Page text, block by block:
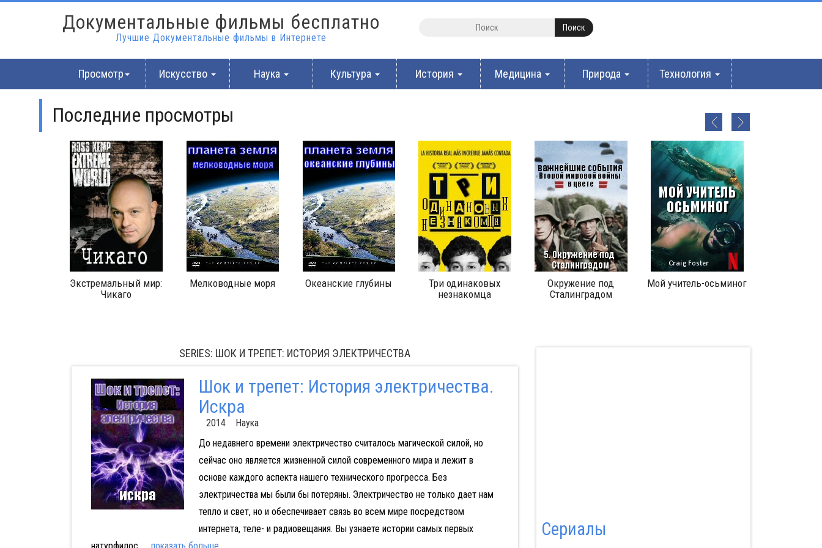
Документальные фильмы бесплатно
Лучшие Документальные фильмы в Интернете
Просмотр Искусство Наука Культура История Медицина Природа Технология
Последние просмотры
Экстремальный мир:
Чикаго
Мелководные моря Океанские глубины
Три одинаковых
незнакомца
Окружение под
Сталинградом
Мой учитель-осьминог
SERIES: ШОК И ТРЕПЕТ: ИСТОРИЯ ЭЛЕКТРИЧЕСТВА
Шок и трепет: История электричества.
Искра
2014 Наука
До недавнего времени электричество считалось магической силой, но
сейчас оно является жизненной силой современного мира и лежит в
основе каждого аспекта нашего технического прогресса. Без
электричества мы были бы потеряны. Электричество не только дает нам
тепло и свет, но и обеспечивает связь во всем мире посредством
интернета, теле- и радиовещания. Вы узнаете истории самых первых
натурфилос
показать больше
Сериалы